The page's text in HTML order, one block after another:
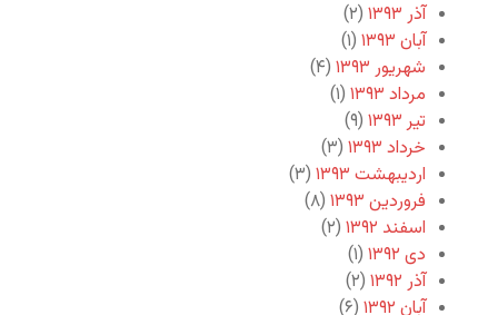
آذر ۱۳۹۳
(۲)
آبان ۱۳۹۳
(۱)
شهریور ۱۳۹۳
(۴)
مرداد ۱۳۹۳
(۱)
تیر ۱۳۹۳
(۹)
خرداد ۱۳۹۳
(۳)
اردیبهشت ۱۳۹۳
(۳)
فروردین ۱۳۹۳
(۸)
اسفند ۱۳۹۲
(۲)
دی ۱۳۹۲
(۱)
آذر ۱۳۹۲
(۲)
آبان ۱۳۹۲
(۶)